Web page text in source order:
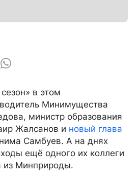
в этом
Минимущества
министр образования
Жалсанов и новый глава
Самбуев. А на днях
ещё одного их коллеги
Минприроды.